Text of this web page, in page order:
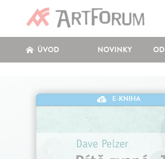
ÚVOD NOVINKY
E-KNIHA